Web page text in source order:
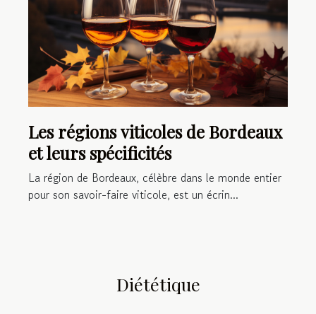
Les régions viticoles de Bordeaux
et leurs spécificités
La région de Bordeaux, célèbre dans le monde entier
pour son savoir-faire viticole, est un écrin...
Diététique